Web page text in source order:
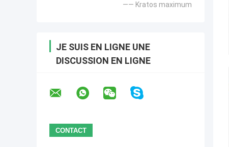
—— Kratos maximum
JE SUIS EN LIGNE UNE
DISCUSSION EN LIGNE